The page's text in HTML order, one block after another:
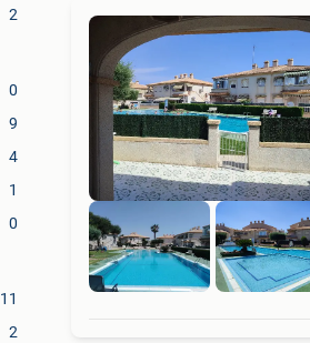
2
0
9
4
1
0
11
2